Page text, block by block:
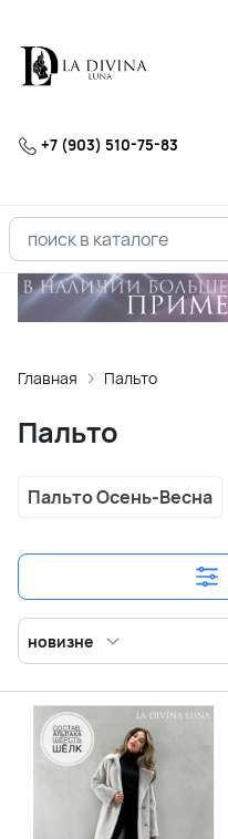
+7 (903) 510-75-83
Главная Пальто
Пальто
Пальто Осень-Весна
новизне